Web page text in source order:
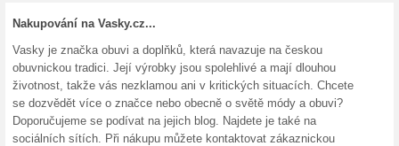
a vztahuje se na vybraný
Dárkové poukazy od